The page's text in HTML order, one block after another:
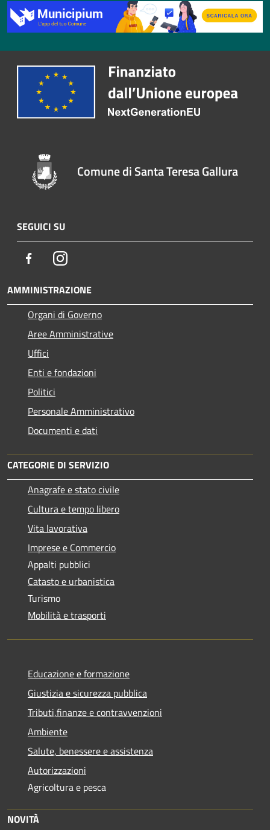
Comune di Santa Teresa Gallura
SEGUICI SU
FacebookInstagram
AMMINISTRAZIONE
Organi di Governo
Aree Amministrative
Uffici
Enti e fondazioni
Politici
Personale Amministrativo
Documenti e dati
CATEGORIE DI SERVIZIO
Anagrafe e stato civile
Cultura e tempo libero
Vita lavorativa
Imprese e Commercio
Appalti pubblici
Catasto e urbanistica
Turismo
Mobilità e trasporti
Educazione e formazione
Giustizia e sicurezza pubblica
Tributi,finanze e contravvenzioni
Ambiente
Salute, benessere e assistenza
Autorizzazioni
Agricoltura e pesca
NOVITÀ